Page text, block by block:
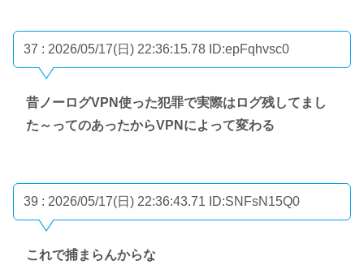
37 : 2026/05/17(日) 22:36:15.78 ID:epFqhvsc0
昔ノーログVPN使った犯罪で実際はログ残してまし
た～ってのあったからVPNによって変わる
39 : 2026/05/17(日) 22:36:43.71 ID:SNFsN15Q0
これで捕まらんからな